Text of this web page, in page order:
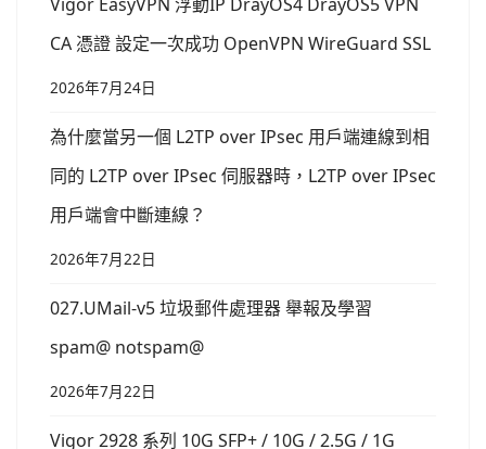
CA 憑證 設定一次成功 OpenVPN WireGuard SSL
2026年7月24日
為什麼當另一個 L2TP over IPsec 用戶端連線到相
同的 L2TP over IPsec 伺服器時，L2TP over IPsec
用戶端會中斷連線？
2026年7月22日
027.UMail-v5 垃圾郵件處理器 舉報及學習
spam@ notspam@
2026年7月22日
Vigor 2928 系列 10G SFP+ / 10G / 2.5G / 1G